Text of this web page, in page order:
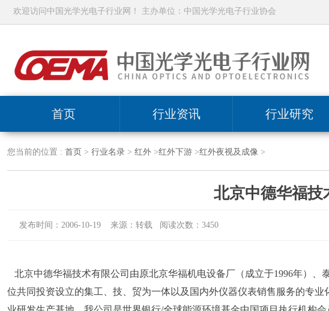
欢迎访问中国光学光电子行业网！ 主办单位：中国光学光电子行业协会
首页 行业资讯 行业研究
您当前的位置 : 首页 > 行业名录 > 红外 >红外下游 >红外夜视及成像 >
北京中德华福技
发布时间：2006-10-19 来源：转载 阅读次数：3450
北京中德华福技术有限公司由原北京华福机电设备厂（成立于1996年）
位共同投资设立的集工、技、贸为一体以及国内外仪器仪表销售服务的专